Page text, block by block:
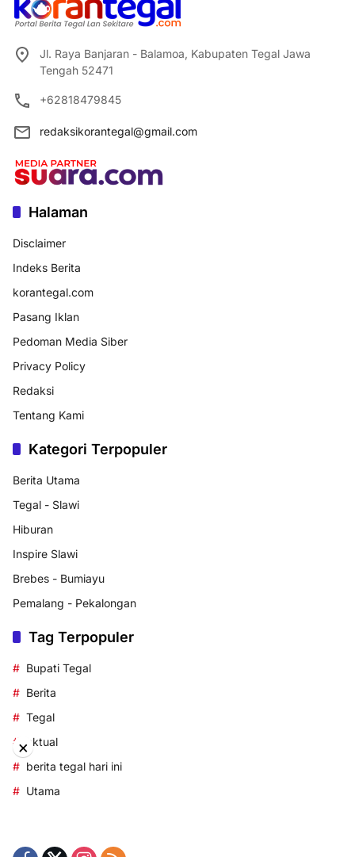
Jl. Raya Banjaran - Balamoa, Kabupaten Tegal Jawa
Tengah 52471
+62818479845
redaksikorantegal@gmail.com
Halaman
Disclaimer
Indeks Berita
korantegal.com
Pasang Iklan
Pedoman Media Siber
Privacy Policy
Redaksi
Tentang Kami
Kategori Terpopuler
Berita Utama
Tegal - Slawi
Hiburan
Inspire Slawi
Brebes - Bumiayu
Pemalang - Pekalongan
Tag Terpopuler
Bupati Tegal
Berita
Tegal
aktual
berita tegal hari ini
Utama
×